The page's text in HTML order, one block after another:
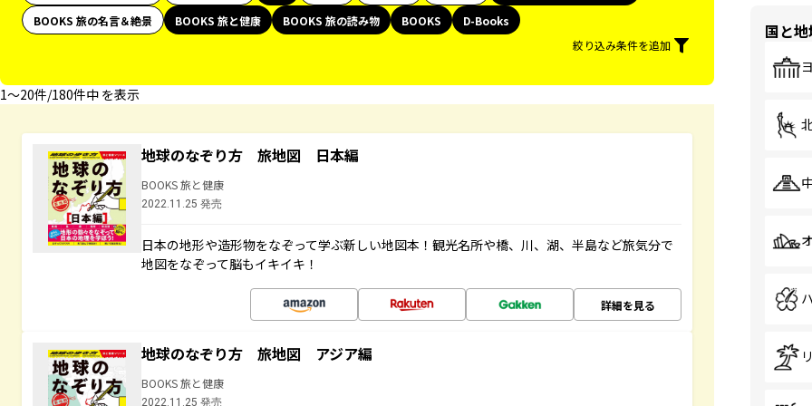
BOOKS 旅の名言＆絶景 BOOKS 旅と健康 BOOKS 旅の読み物 BOOKS
D-Books
絞り込み条件を追加
1〜20件/180件中 を表示
地球のなぞり方 旅地図 日本編
BOOKS 旅と健康
2022.11.25 発売
日本の地形や造形物をなぞって学ぶ新しい地図本！観光名所や橋、川、湖、半島など旅気分で
地図をなぞって脳もイキイキ！
詳細を見る
地球のなぞり方 旅地図 アジア編
BOOKS 旅と健康
2022.11.25 発売
国と